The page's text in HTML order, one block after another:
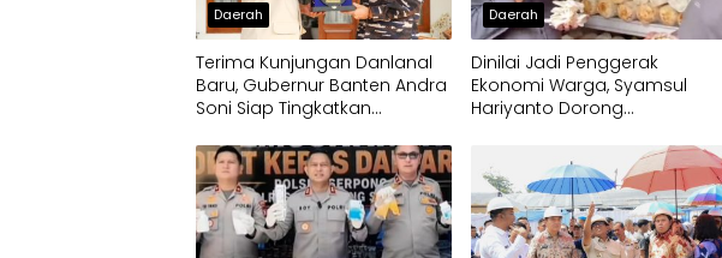
Daerah
Terima Kunjungan Danlanal
Baru, Gubernur Banten Andra
Soni Siap Tingkatkan
Daerah
Dinilai Jadi Penggerak
Ekonomi Warga, Syamsul
Hariyanto Dorong
Jamur Crispy di Serpong